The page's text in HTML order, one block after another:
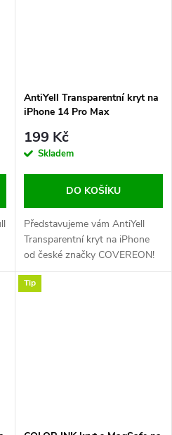
AntiYell Transparentní kryt na
iPhone 14 Pro Max
199 Kč
Skladem
DO KOŠÍKU
Představujeme vám AntiYell
Transparentní kryt na iPhone
od české značky COVEREON!
Tento minimalistický a stylový
kryt se stane vaším novým
Tip